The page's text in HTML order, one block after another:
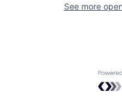
See more